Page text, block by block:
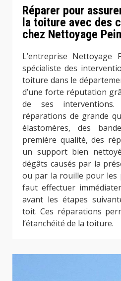
Réparer pour
la toiture avec des
chez Nettoyage
L’entreprise
spécialiste des
toiture dans le
d’une forte réputation
de ses
réparations de grande
élastomères, des
première qualité, des
un support bien
dégâts causés par la
ou par la rouille pour les
faut effectuer
avant les étapes
toit. Ces réparations
l’étanchéité de la toiture.